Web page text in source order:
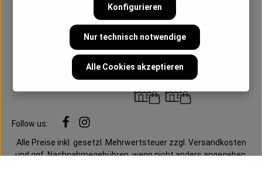
Follow us:
Alle Preise inkl. gesetzl. Mehrwertsteuer zzgl. Versandkosten
und ggf. Nachnahmegebühren, wenn nicht anders angegeben.
Nur technisch notwendige
Konfigurieren
Alle Cookies akzeptieren